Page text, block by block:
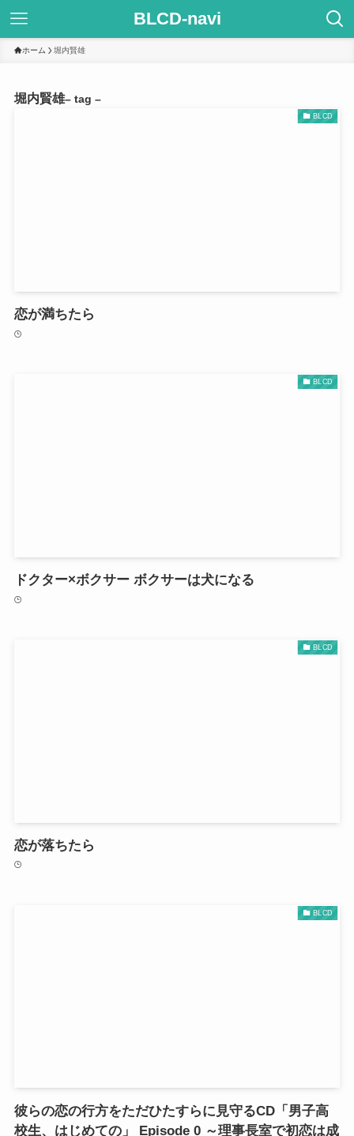
BLCD-navi
ホーム 堀内賢雄
堀内賢雄– tag –
BLCD
恋が満ちたら
BLCD
ドクター×ボクサー ボクサーは犬になる
BLCD
恋が落ちたら
BLCD
彼らの恋の行方をただひたすらに見守るCD「男子高
校生、はじめての」 Episode 0 ～理事長室で初恋は成